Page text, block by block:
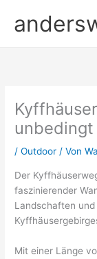
Inhalt
/Outdoor / Von
Der
faszinierender
Landschaften
Mit einer Länge